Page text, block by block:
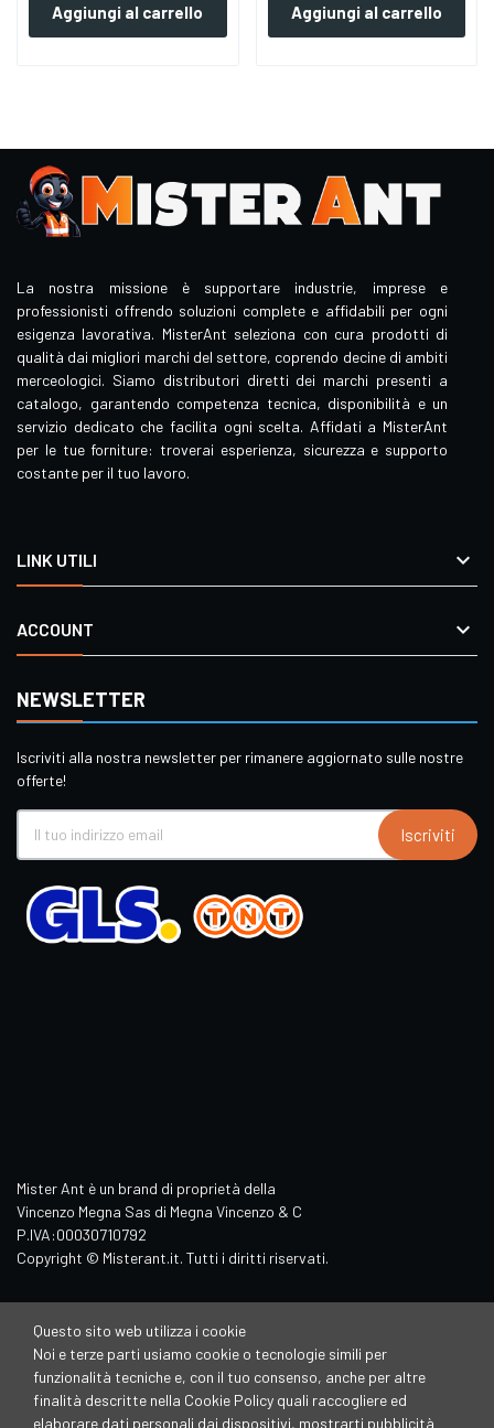
Aggiungi al carrello Aggiungi al carrello
La nostra missione è supportare industrie, imprese e
professionisti offrendo soluzioni complete e affidabili per ogni
esigenza lavorativa. MisterAnt seleziona con cura prodotti di
qualità dai migliori marchi del settore, coprendo decine di ambiti
merceologici. Siamo distributori diretti dei marchi presenti a
catalogo, garantendo competenza tecnica, disponibilità e un
servizio dedicato che facilita ogni scelta. Affidati a MisterAnt
per le tue forniture: troverai esperienza, sicurezza e supporto
costante per il tuo lavoro.
LINK UTILI 
ACCOUNT 
NEWSLETTER
Iscriviti alla nostra newsletter per rimanere aggiornato sulle nostre
offerte!
Iscriviti
Mister Ant è un brand di proprietà della
Vincenzo Megna Sas di Megna Vincenzo & C
P.IVA:00030710792
Copyright © Misterant.it. Tutti i diritti riservati.
Questo sito web utilizza i cookie
Noi e terze parti usiamo cookie o tecnologie simili per
funzionalità tecniche e, con il tuo consenso, anche per altre
finalità descritte nella Cookie Policy quali raccogliere ed
elaborare dati personali dai dispositivi, mostrarti pubblicità